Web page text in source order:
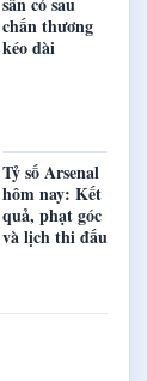
chấn thương
kéo dài
Tỷ số Arsenal
hôm nay: Kết
quả, phạt góc
và lịch thi đấu